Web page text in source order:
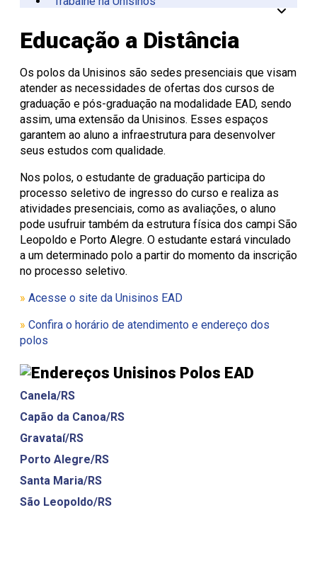
Porto Alegre
São Leopoldo
Informática
Editora Unisinos
Fundação Urbano
Consulta Lista de
Diplomas
Docência
PIBID
Residência
Pedagógica
Editais
Residência
Pedagógica
Apresentação
Comissão
no Uso de
Animais
Comitê
de Ética
em
Pesquisa
Apresentação
ISO 14001
SGA Unisinos
Relatórios e
Certificações
Comunicação
Ambiental
Procedimentos
Instruções
Educação a Distância
Os polos da Unisinos são sedes presenciais que visam
atender as necessidades de ofertas dos cursos de
graduação e pós-graduação na modalidade EAD, sendo
assim, uma extensão da Unisinos. Esses espaços
garantem ao aluno a infraestrutura para desenvolver
seus estudos com qualidade.
Nos polos, o estudante de graduação participa do
processo seletivo de ingresso do curso e realiza as
atividades presenciais, como as avaliações, o aluno
pode usufruir também da estrutura física dos campi São
Leopoldo e Porto Alegre. O estudante estará vinculado
a um determinado polo a partir do momento da inscrição
no processo seletivo.
» Acesse o site da Unisinos EAD
» Confira o horário de atendimento e endereço dos
polos
Polos EAD
Canela/RS
Capão da Canoa/RS
Gravataí/RS
Porto Alegre/RS
Santa Maria/RS
São Leopoldo/RS